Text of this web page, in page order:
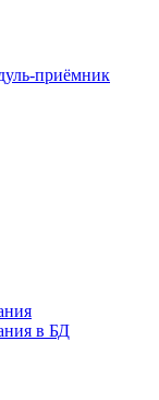
приёмник
в БД